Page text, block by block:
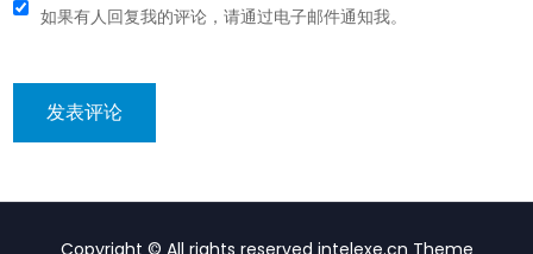
如果有人回复我的评论，请通过电子邮件通知我。